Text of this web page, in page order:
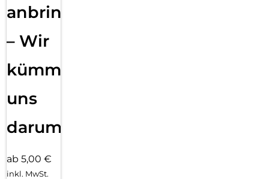
anbringen
– Wir
kümmern
uns
darum!
ab 5,00 €
inkl. MwSt.